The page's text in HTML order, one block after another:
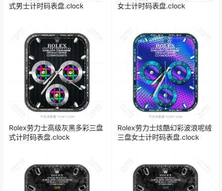
式男士计时码表盘.clock
女士计时码表盘.clock
Rolex劳力士高级灰黑多彩三盘
式计时码表盘.clock
Rolex劳力士炫酷幻彩波浪呢绒
三盘女士计时码表盘.clock